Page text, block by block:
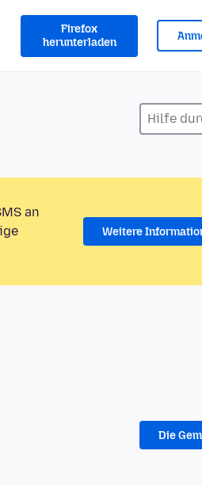
Firefox
herunterladen
an
Weitere
Die